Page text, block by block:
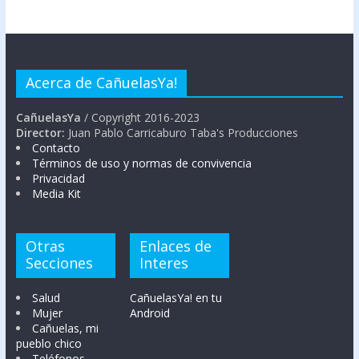
Acerca de CañuelasYa!
CañuelasYa / Copyright 2016-2023
Director: Juan Pablo Carricaburo Taba's Producciones
Contacto
Términos de uso y normas de convivencia
Privacidad
Media Kit
Otras
Secciones
Salud
Mujer
Cañuelas, mi
pueblo chico
Enlaces de
Interes
CañuelasYa! en tu
Android